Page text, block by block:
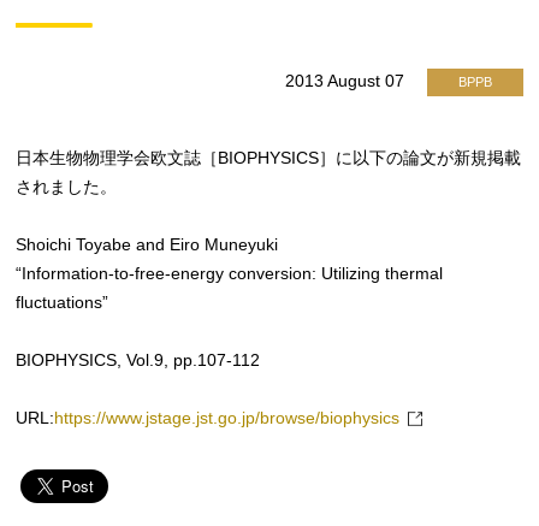
2013 August 07 BPPB
日本生物物理学会欧文誌［BIOPHYSICS］に以下の論文が新規掲載
されました。
Shoichi Toyabe and Eiro Muneyuki
“Information-to-free-energy conversion: Utilizing thermal
fluctuations”
BIOPHYSICS, Vol.9, pp.107-112
URL: https://www.jstage.jst.go.jp/browse/biophysics